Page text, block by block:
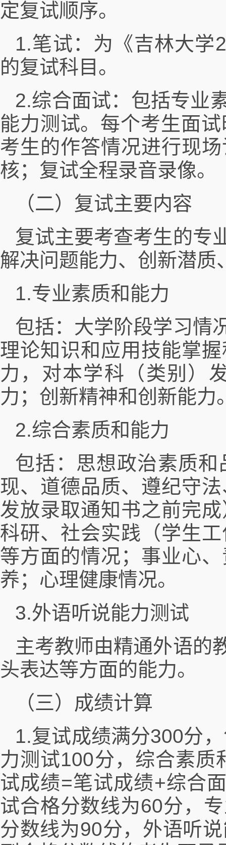
定复试顺序。
1.笔试：为《吉林大学
的复试科目。
2.综合面试：包括专业
能力测试。每个考生面
考生的作答情况进行现
核；复试全程录音录像。
（二）复试主要内容
复试主要考查考生的专
解决问题能力、创新潜质
1.专业素质和能力
包括：大学阶段学习情
理论知识和应用技能掌
力，对本学科（类别）
力；创新精神和创新能力
2.综合素质和能力
包括：思想政治素质
现、道德品质、遵纪守
发放录取通知书之前完
科研、社会实践（学生
等方面的情况；事业心
养；心理健康情况。
3.外语听说能力测试
主考教师由精通外语的
头表达等方面的能力。
（三）成绩计算
1.复试成绩满分300分
力测试100分，综合素
试成绩=笔试成绩+综合
试合格分数线为60分，
分数线为90分，外语听